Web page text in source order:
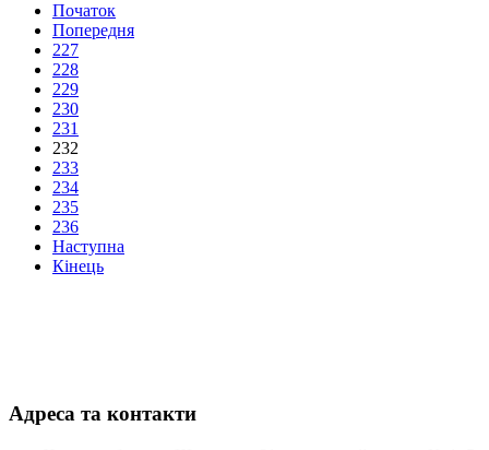
Початок
Попередня
227
228
229
230
231
232
233
234
235
236
Наступна
Кінець
Адреса та контакти